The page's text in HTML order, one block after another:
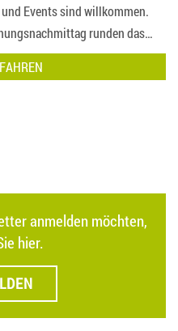
Events sind willkommen.
runden das
a…
anmelden möchten,
hier.